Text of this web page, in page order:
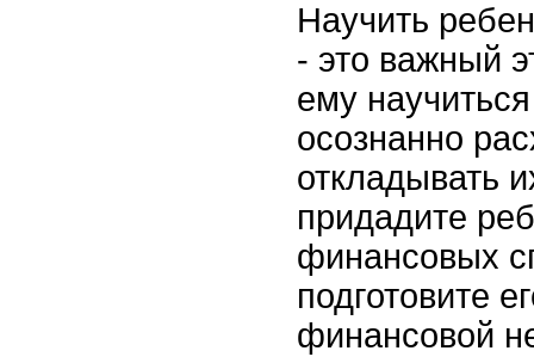
Научить
- это важный
ему
осознанно
откладывать
придадите
финансовых
подготовите
финансовой